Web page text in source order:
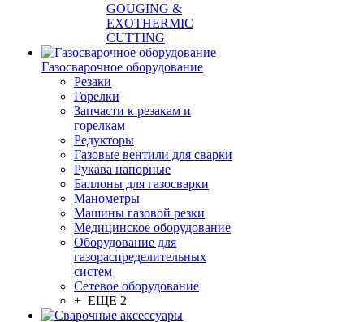
GOUGING &
EXOTHERMIC
CUTTING
Газосварочное оборудование
Резаки
Горелки
Запчасти к резакам и
горелкам
Редукторы
Газовые вентили для сварки
Рукава напорные
Баллоны для газосварки
Манометры
Машины газовой резки
Медицинское оборудование
Оборудование для
газораспределительных
систем
Сетевое оборудование
+ ЕЩЕ 2